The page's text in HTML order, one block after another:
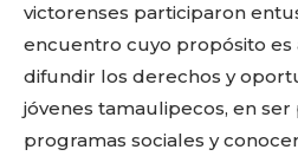
victorenses participaron
encuentro cuyo propósito es
difundir los derechos y
jóvenes tamaulipecos, en
programas sociales y